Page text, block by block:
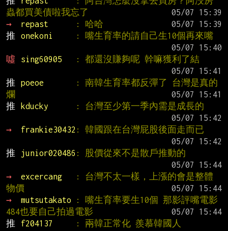
蟲都買美債啦我忘了
→
repast : 哈哈
推
onekoni
: 嘴生育率的請自己生10個再來嘴
噓
sing60905
: 都還沒賺夠呢 幹嘛獲利了結
推
poeoe
: 南韓生育率都反彈了 台灣是真的
爛
推
kducky
: 台灣至少第一季內需是成長的
→
frankie30432 : 韓國跟在台灣屁股後面走而已
推
junior020486 : 股價從來不是散戶推動的
→
excercang
: 台灣不太一樣，上漲的會是整體
物價
→
mutsutakato
: 嘴生育率要生10個 那影評嘴電影
484也要自己拍過電影
推
f204137
: 兩韓正常化 羨慕韓國人